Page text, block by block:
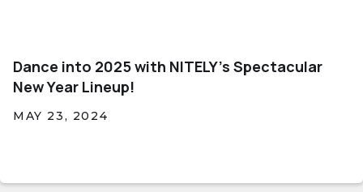
Dance into 2025 with NITELY's Spectacular
New Year Lineup!
MAY 23, 2024